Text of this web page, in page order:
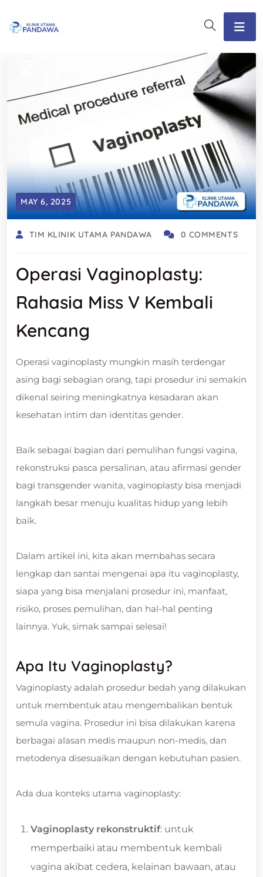
MAY 6, 2025
TIM KLINIK UTAMA PANDAWA 0 COMMENTS
Operasi Vaginoplasty:
Rahasia Miss V Kembali
Kencang
Operasi vaginoplasty mungkin masih terdengar
asing bagi sebagian orang, tapi prosedur ini semakin
dikenal seiring meningkatnya kesadaran akan
kesehatan intim dan identitas gender.
Baik sebagai bagian dari pemulihan fungsi vagina,
rekonstruksi pasca persalinan, atau afirmasi gender
bagi transgender wanita, vaginoplasty bisa menjadi
langkah besar menuju kualitas hidup yang lebih
baik.
Dalam artikel ini, kita akan membahas secara
lengkap dan santai mengenai apa itu vaginoplasty,
siapa yang bisa menjalani prosedur ini, manfaat,
risiko, proses pemulihan, dan hal-hal penting
lainnya. Yuk, simak sampai selesai!
Apa Itu Vaginoplasty?
Vaginoplasty adalah prosedur bedah yang dilakukan
untuk membentuk atau mengembalikan bentuk
semula vagina. Prosedur ini bisa dilakukan karena
berbagai alasan medis maupun non-medis, dan
metodenya disesuaikan dengan kebutuhan pasien.
Ada dua konteks utama vaginoplasty:
Vaginoplasty rekonstruktif: untuk
memperbaiki atau membentuk kembali
vagina akibat cedera, kelainan bawaan, atau